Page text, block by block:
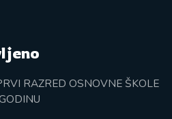
RAZRED OSNOVNE ŠKOLE